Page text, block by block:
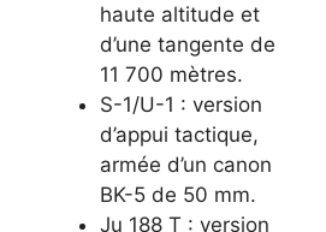
haute altitude et
d’une tangente de
11 700 mètres.
S-1/U-1 : version
d’appui tactique,
armée d’un canon
BK-5 de 50 mm.
Ju 188 T : version